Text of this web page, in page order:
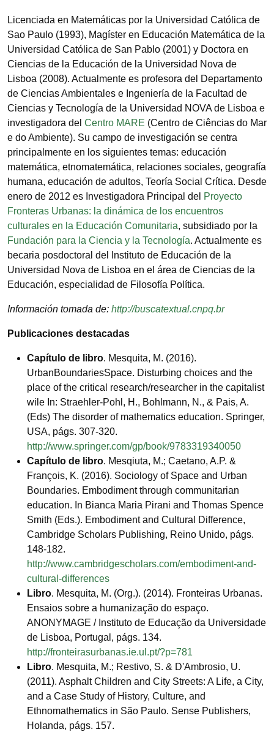
Licenciada en Matemáticas por la Universidad Católica de
Sao Paulo (1993), Magíster en Educación Matemática de la
Universidad Católica de San Pablo (2001) y Doctora en
Ciencias de la Educación de la Universidad Nova de
Lisboa (2008). Actualmente es profesora del Departamento
de Ciencias Ambientales e Ingeniería de la Facultad de
Ciencias y Tecnología de la Universidad NOVA de Lisboa e
investigadora del Centro MARE (Centro de Ciências do Mar
e do Ambiente). Su campo de investigación se centra
principalmente en los siguientes temas: educación
matemática, etnomatemática, relaciones sociales, geografía
humana, educación de adultos, Teoría Social Crítica. Desde
enero de 2012 es Investigadora Principal del Proyecto
Fronteras Urbanas: la dinámica de los encuentros
culturales en la Educación Comunitaria, subsidiado por la
Fundación para la Ciencia y la Tecnología. Actualmente es
becaria posdoctoral del Instituto de Educación de la
Universidad Nova de Lisboa en el área de Ciencias de la
Educación, especialidad de Filosofía Política.
Información tomada de: http://buscatextual.cnpq.br
Publicaciones destacadas
Capítulo de libro. Mesquita, M. (2016).
UrbanBoundariesSpace. Disturbing choices and the
place of the critical research/researcher in the capitalist
wile In: Straehler-Pohl, H., Bohlmann, N., & Pais, A.
(Eds) The disorder of mathematics education. Springer,
USA, págs. 307-320.
http://www.springer.com/gp/book/9783319340050
Capítulo de libro. Mesqiuta, M.; Caetano, A.P. &
François, K. (2016). Sociology of Space and Urban
Boundaries. Embodiment through communitarian
education. In Bianca Maria Pirani and Thomas Spence
Smith (Eds.). Embodiment and Cultural Difference,
Cambridge Scholars Publishing, Reino Unido, págs.
148-182.
http://www.cambridgescholars.com/embodiment-and-
cultural-differences
Libro. Mesquita, M. (Org.). (2014). Fronteiras Urbanas.
Ensaios sobre a humanização do espaço.
ANONYMAGE / Instituto de Educação da Universidade
de Lisboa, Portugal, págs. 134.
http://fronteirasurbanas.ie.ul.pt/?p=781
Libro. Mesquita, M.; Restivo, S. & D'Ambrosio, U.
(2011). Asphalt Children and City Streets: A Life, a City,
and a Case Study of History, Culture, and
Ethnomathematics in São Paulo. Sense Publishers,
Holanda, págs. 157.